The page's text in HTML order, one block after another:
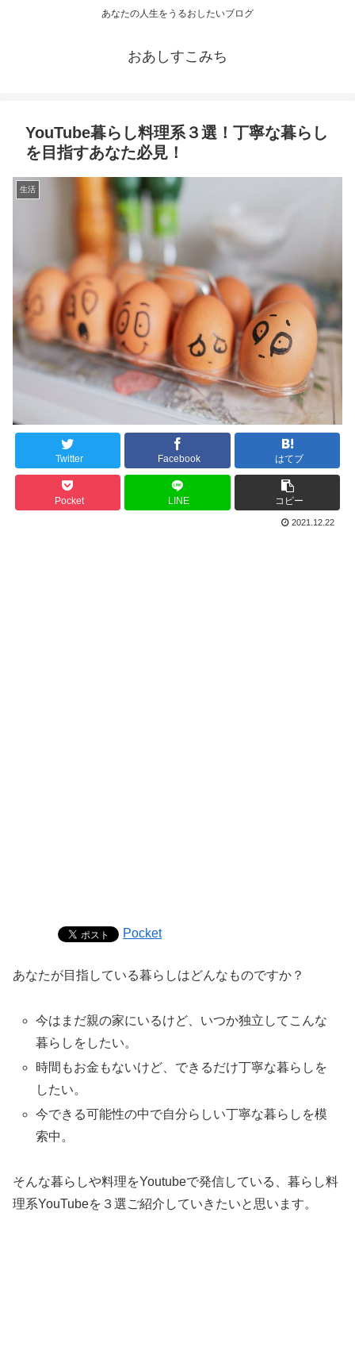
あなたの人生をうるおしたいブログ
おあしすこみち
YouTube暮らし料理系３選！丁寧な暮らし
を目指すあなた必見！
生活
Twitter Facebook はてブ
Pocket LINE コピー
2021.12.22
Pocket
あなたが目指している暮らしはどんなものですか？
今はまだ親の家にいるけど、いつか独立してこんな
暮らしをしたい。
時間もお金もないけど、できるだけ丁寧な暮らしを
したい。
今できる可能性の中で自分らしい丁寧な暮らしを模
索中。
そんな暮らしや料理をYoutubeで発信している、暮らし料
理系YouTubeを３選ご紹介していきたいと思います。